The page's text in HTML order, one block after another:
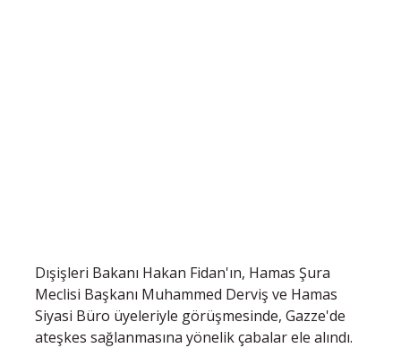
Dışişleri Bakanı Hakan Fidan'ın, Hamas Şura
Meclisi Başkanı Muhammed Derviş ve Hamas
Siyasi Büro üyeleriyle görüşmesinde, Gazze'de
ateşkes sağlanmasına yönelik çabalar ele alındı.